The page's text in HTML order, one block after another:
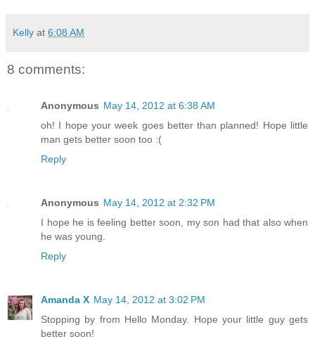
Kelly at 6:08 AM
8 comments:
Anonymous May 14, 2012 at 6:38 AM
oh! I hope your week goes better than planned! Hope little
man gets better soon too :(
Reply
Anonymous May 14, 2012 at 2:32 PM
I hope he is feeling better soon, my son had that also when
he was young.
Reply
Amanda X May 14, 2012 at 3:02 PM
Stopping by from Hello Monday. Hope your little guy gets
better soon!